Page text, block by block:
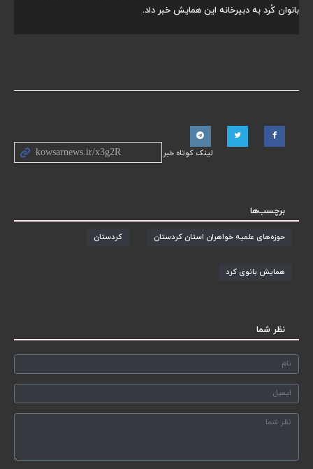
بانوان کُرد به دبیرخانه این همایش خبر داد.
لینک کوتاه خبر
برچسب‌ها
حوزه‌های علمیه خواهران استان کردستان کردستان
همایش بانوی کرد
نظر شما